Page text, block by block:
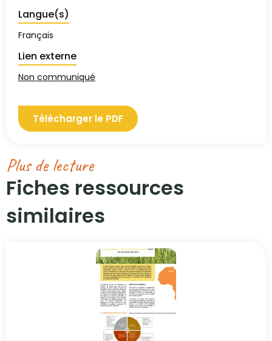
Langue(s)
Français
Lien externe
Non communiqué
Télécharger le PDF
Plus de lecture
Fiches ressources
similaires​